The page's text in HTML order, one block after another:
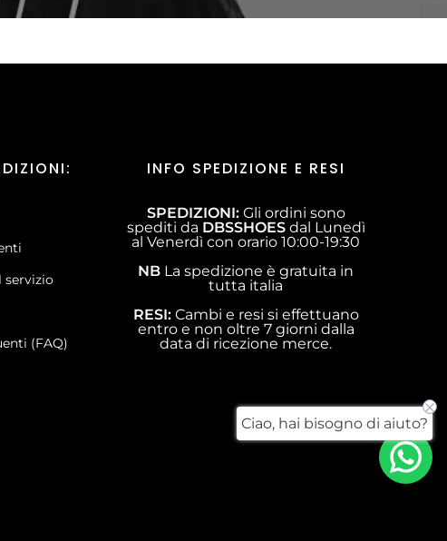
servizio
(FAQ)
INFO SPEDIZIONE E RESI
SPEDIZIONI:Gli ordini sono
spediti da DBSSHOESdal Lunedì
al Venerdì con orario 10:00-19:30
NB La spedizione è gratuita in
tutta italia
RESI:Cambi e resi si effettuano
entro e non oltre 7 giorni dalla
data di ricezione merce.
Ciao, hai bisogno di aiuto?